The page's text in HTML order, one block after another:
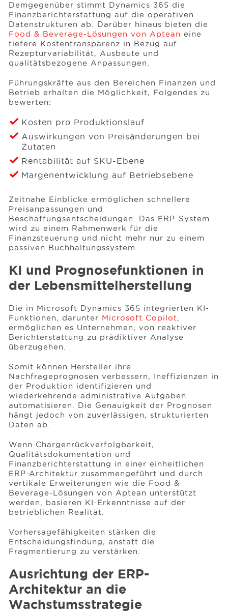
Demgegenüber stimmt Dynamics 365 die
Finanzberichterstattung auf die operativen
Datenstrukturen ab. Darüber hinaus bieten die
Food & Beverage-Lösungen von Aptean eine
tiefere Kostentransparenz in Bezug auf
Rezepturvariabilität, Ausbeute und
qualitätsbezogene Anpassungen.
Führungskräfte aus den Bereichen Finanzen und
Betrieb erhalten die Möglichkeit, Folgendes zu
bewerten:
Kosten pro Produktionslauf
Auswirkungen von Preisänderungen bei
Zutaten
Rentabilität auf SKU-Ebene
Margenentwicklung auf Betriebsebene
Zeitnahe Einblicke ermöglichen schnellere
Preisanpassungen und
Beschaffungsentscheidungen. Das ERP-System
wird zu einem Rahmenwerk für die
Finanzsteuerung und nicht mehr nur zu einem
passiven Buchhaltungssystem.
KI und Prognosefunktionen in
der Lebensmittelherstellung
Die in Microsoft Dynamics 365 integrierten KI-
Funktionen, darunter Microsoft Copilot,
ermöglichen es Unternehmen, von reaktiver
Berichterstattung zu prädiktiver Analyse
überzugehen.
Somit können Hersteller ihre
Nachfrageprognosen verbessern, Ineffizienzen in
der Produktion identifizieren und
wiederkehrende administrative Aufgaben
automatisieren. Die Genauigkeit der Prognosen
hängt jedoch von zuverlässigen, strukturierten
Daten ab.
Wenn Chargenrückverfolgbarkeit,
Qualitätsdokumentation und
Finanzberichterstattung in einer einheitlichen
ERP-Architektur zusammengeführt und durch
vertikale Erweiterungen wie die Food &
Beverage-Lösungen von Aptean unterstützt
werden, basieren KI-Erkenntnisse auf der
betrieblichen Realität.
Vorhersagefähigkeiten stärken die
Entscheidungsfindung, anstatt die
Fragmentierung zu verstärken.
Ausrichtung der ERP-
Architektur an die
Wachstumsstrategie